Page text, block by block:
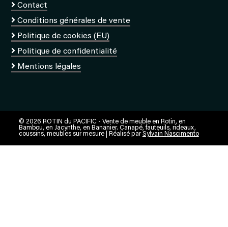
Contact
Conditions générales de vente
Politique de cookies (EU)
Politique de confidentialité
Mentions légales
© 2026 ROTIN du PACIFIC - Vente de meuble en Rotin, en
Bambou, en Jacynthe, en Bananier. Canapé, fauteuils, rideaux,
coussins, meubles sur mesure | Réalisé parSylvain Nascimento